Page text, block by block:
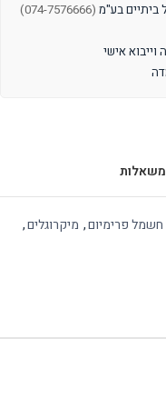
ביתיים בע"מ (074-7576666)
חשמל פרימיום, מיקרוגלים,